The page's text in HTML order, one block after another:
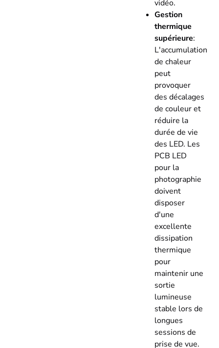
vidéo.
Gestion
thermique
supérieure:
L'accumulation
de chaleur
peut
provoquer
des décalages
de couleur et
réduire la
durée de vie
des LED. Les
PCB LED
pour la
photographie
doivent
disposer
d'une
excellente
dissipation
thermique
pour
maintenir une
sortie
lumineuse
stable lors de
longues
sessions de
prise de vue.